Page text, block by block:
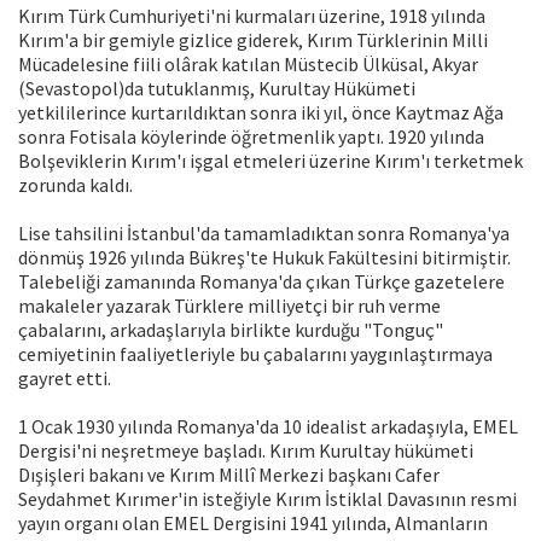
Kırım Türk Cumhuriyeti'ni kurmaları üzerine, 1918 yılında
Kırım'a bir gemiyle gizlice giderek, Kırım Türklerinin Milli
Mücadelesine fiili olârak katılan Müstecib Ülküsal, Akyar
(Sevastopol)da tutuklanmış, Kurultay Hükümeti
yetkililerince kurtarıldıktan sonra iki yıl, önce Kaytmaz Ağa
sonra Fotisala köylerinde öğretmenlik yaptı. 1920 yılında
Bolşeviklerin Kırım'ı işgal etmeleri üzerine Kırım'ı terketmek
zorunda kaldı.
Lise tahsilini İstanbul'da tamamladıktan sonra Romanya'ya
dönmüş 1926 yılında Bükreş'te Hukuk Fakültesini bitirmiştir.
Talebeliği zamanında Romanya'da çıkan Türkçe gazetelere
makaleler yazarak Türklere milliyetçi bir ruh verme
çabalarını, arkadaşlarıyla birlikte kurduğu "Tonguç"
cemiyetinin faaliyetleriyle bu çabalarını yaygınlaştırmaya
gayret etti.
1 Ocak 1930 yılında Romanya'da 10 idealist arkadaşıyla, EMEL
Dergisi'ni neşretmeye başladı. Kırım Kurultay hükümeti
Dışişleri bakanı ve Kırım Millî Merkezi başkanı Cafer
Seydahmet Kırımer'in isteğiyle Kırım İstiklal Davasının resmi
yayın organı olan EMEL Dergisini 1941 yılında, Almanların